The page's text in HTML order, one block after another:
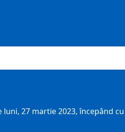
27 martie 2023, începând